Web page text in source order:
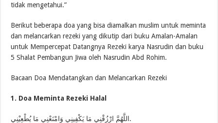
tidak mengetahui.”
Berikut beberapa doa yang bisa diamalkan muslim untuk meminta
dan melancarkan rezeki yang dikutip dari buku Amalan-Amalan
untuk Mempercepat Datangnya Rezeki karya Nasrudin dan buku
5 Shalat Pembangun Jiwa oleh Nasrudin Abd Rohim.
Bacaan Doa Mendatangkan dan Melancarkan Rezeki
1. Doa Meminta Rezeki Halal
اللَّهُمَّ ارْزُقْنِي مَا يَكْفِينِي وَامْنَعْنِي مَا يُطْعِيْنِي.